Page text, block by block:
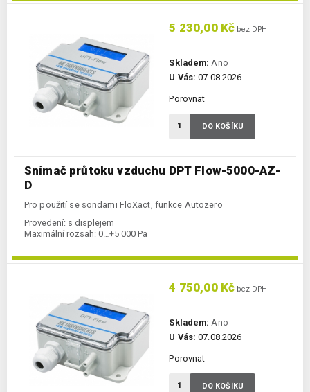
Snímač průtoku vzduchu DPT Flow-5000-AZ-
D
Pro použití se sondami FloXact, funkce Autozero
Provedení: s displejem
Maximální rozsah: 0…+5 000 Pa
5 230,00 Kč bez DPH
Skladem: Ano
U Vás: 07.08.2026
Porovnat
DO KOŠÍKU
4 750,00 Kč bez DPH
Skladem: Ano
U Vás: 07.08.2026
Porovnat
DO KOŠÍKU